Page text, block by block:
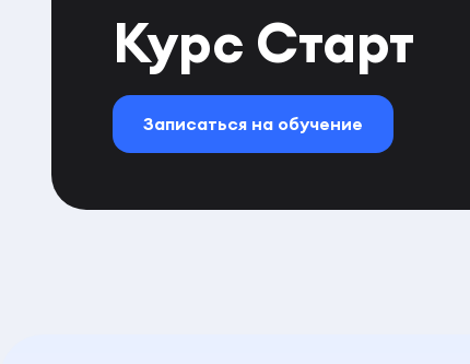
Курс Старт
Записаться на обучение